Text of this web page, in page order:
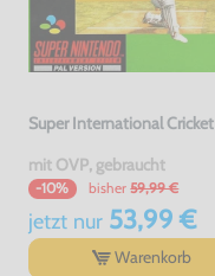
Super International Cricket
mit OVP, gebraucht
-10% bisher 59,99 €
jetzt nur53,99 €
Warenkorb